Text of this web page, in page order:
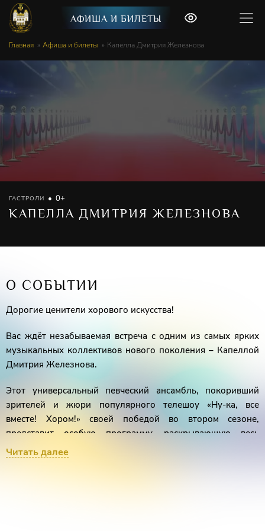
АФИША И БИЛЕТЫ
Главная Афиша и билеты Капелла Дмитрия Железнова
ГАСТРОЛИ 0+
КАПЕЛЛА ДМИТРИЯ ЖЕЛЕЗНОВА
О СОБЫТИИ
Дорогие ценители хорового искусства!
Вас ждёт незабываемая встреча с одним из самых ярких
музыкальных коллективов нового поколения – Капеллой
Дмитрия Железнова.
Этот универсальный певческий ансамбль, покоривший
зрителей и жюри популярного телешоу «Ну-ка, все
вместе! Хором!» своей победой во втором сезоне,
представит особую программу, раскрывающую весь
спектр их виртуозного мастерства, что было высоко
Читать далее